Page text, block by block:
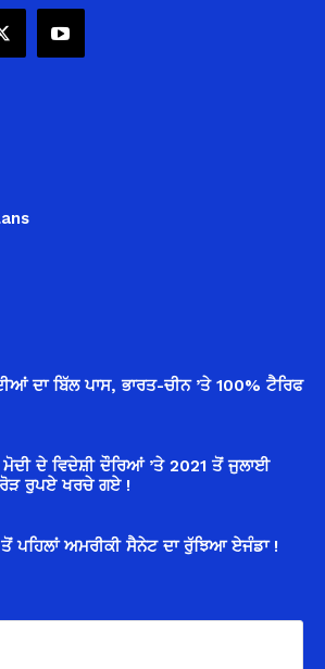
ਦਾ ਬਿੱਲ ਪਾਸ, ਭਾਰਤ-ਚੀਨ ’ਤੇ 100% ਟੈਰਿਫ
ਮੋਦੀ ਦੇ ਵਿਦੇਸ਼ੀ ਦੌਰਿਆਂ ’ਤੇ 2021 ਤੋਂ ਜੁਲਾਈ
ਰੁਪਏ ਖਰਚੇ ਗਏ !
ਪਹਿਲਾਂ ਅਮਰੀਕੀ ਸੈਨੇਟ ਦਾ ਰੁੱਝਿਆ ਏਜੰਡਾ !